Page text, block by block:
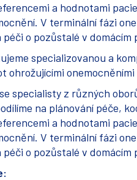
a hodnotami
V terminální fázi
o pozůstalé v
specializovanou a
ohrožujícími
specialisty z různých
na plánování péče,
a hodnotami
V terminální fázi
o pozůstalé v